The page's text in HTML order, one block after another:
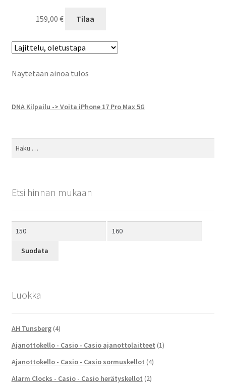
159,00 € Tilaa
Näytetään ainoa tulos
DNA Kilpailu -> Voita iPhone 17 Pro Max 5G
Haku:
Etsi hinnan mukaan
Suodata
Luokka
AH Tunsberg (4)
Ajanottokello - Casio - Casio ajanottolaitteet (1)
Ajanottokello - Casio - Casio sormuskellot (4)
Alarm Clocks - Casio - Casio herätyskellot (2)